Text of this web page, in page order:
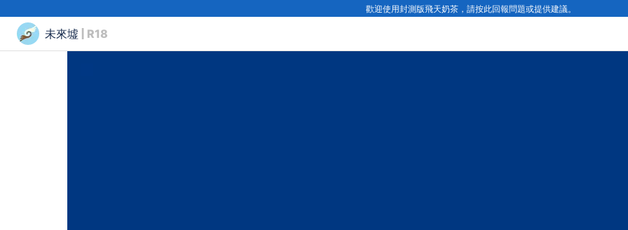
歡迎使用封測版飛天奶茶，請按此回報問題或提供建議。
未來墟 | R18